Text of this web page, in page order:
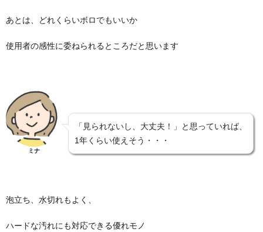
あとは、どれくらいボロでもいいか
使用者の感性に委ねられるところだと思います
ミナ
「見られないし、大丈夫！」と思っていれば、
1年くらい使えそう・・・
泡立ち、水切れもよく、
ハードな汚れにも対応できる優れモノ